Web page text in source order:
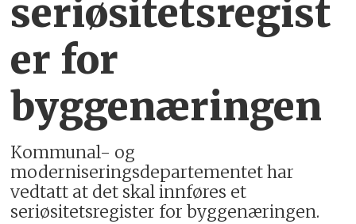
seriøsitetsregist
er for
byggenæringen
Kommunal- og
moderniseringsdepartementet har
vedtatt at det skal innføres et
seriøsitetsregister for byggenæringen.